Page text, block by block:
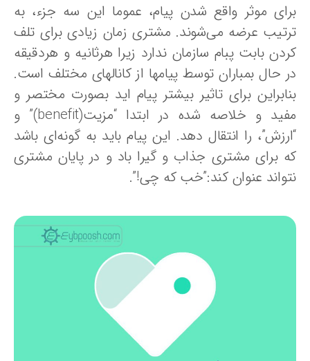
موثر واقع شدن پیام، عموما این سه جزء، به
عرضه می‌شوند. مشتری زمان زیادی برای تلف
بابت پبام سازمان ندارد زیرا هرثانیه و هردقیقه
حال بمباران توسط پیامها از کانالهای مختلف است.
برای تاثیر بیشتر پیام اید بصورت مختصر و
مفید و خلاصه شده در ابتدا “مزیت(benefit)” و
را انتقال دهد. این پیام باید به گونه‌ای باشد
برای مشتری جذاب و گیرا باد و در پایان مشتری
عنوان کند:”خب که چی!”.